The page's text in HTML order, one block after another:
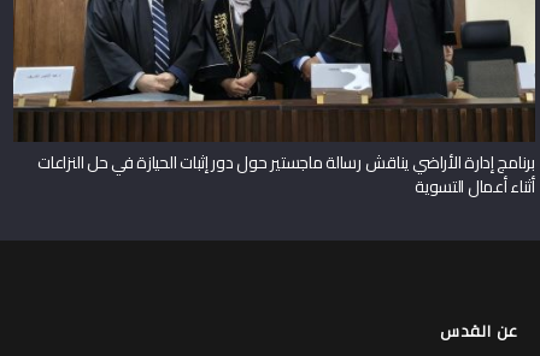
برنامج إدارة الأراضي يناقش رسالة ماجستير حول دور إثبات الحيازة في حل النزاعات
أثناء أعمال التسوية
عن القدس